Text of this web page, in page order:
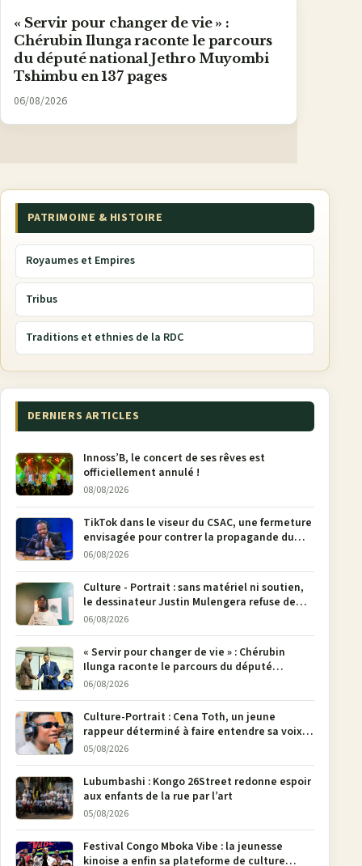
« Servir pour changer de vie » :
Chérubin Ilunga raconte le parcours
du député national Jethro Muyombi
Tshimbu en 137 pages
06/08/2026
PATRIMOINE & HISTOIRE
Royaumes et Empires
Tribus
Traditions et ethnies de la RDC
DERNIERS ARTICLES
Innoss’B, le concert de ses rêves est
officiellement annulé !
08/08/2026
TikTok dans le viseur du CSAC, une fermeture
envisagée pour contrer la propagande du
M23
06/08/2026
Culture - Portrait : sans matériel ni soutien,
le dessinateur Justin Mulengera refuse de
poser son crayon
06/08/2026
« Servir pour changer de vie » : Chérubin
Ilunga raconte le parcours du député
national Jethro Muyombi Tshimbu en 137
06/08/2026
Culture-Portrait : Cena Toth, un jeune
rappeur déterminé à faire entendre sa voix à
Bunia
05/08/2026
Lubumbashi : Kongo 26Street redonne espoir
aux enfants de la rue par l’art
05/08/2026
Festival Congo Mboka Vibe : la jeunesse
kinoise a enfin sa plateforme de culture